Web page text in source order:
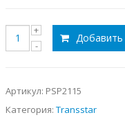
Добавить
Артикул: PSP2115
Категория: Transstar